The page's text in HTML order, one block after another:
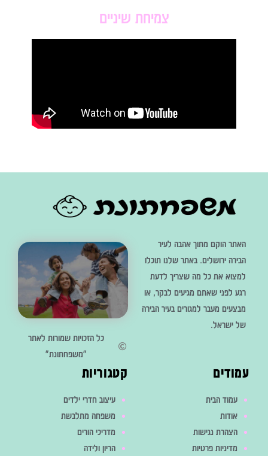
צמיחת שיניים
האתר הוקם מתוך אהבה לעיר
הבירה ירושלים. באתר שלנו תוכלו
למצוא את כל מה שצריך לדעת
רגע לפני שאתם מגיעים לבקר, או
מבצעים מעבר למגורים בעיר הבירה
של ישראל.
כל הזכויות שמורות לאתר
"משפחתונת"
עמודים
עמוד הבית
אודות
הצהרת נגישות
מדיניות פרטיות
קטגוריות
עיצוב חדרי ילדים
משפחה מתלבשת
מדריכי הורים
הריון ולידה